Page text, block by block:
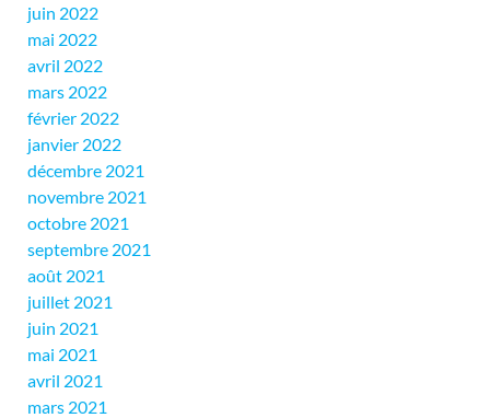
juin 2022
mai 2022
avril 2022
mars 2022
février 2022
janvier 2022
décembre 2021
novembre 2021
octobre 2021
septembre 2021
août 2021
juillet 2021
juin 2021
mai 2021
avril 2021
mars 2021